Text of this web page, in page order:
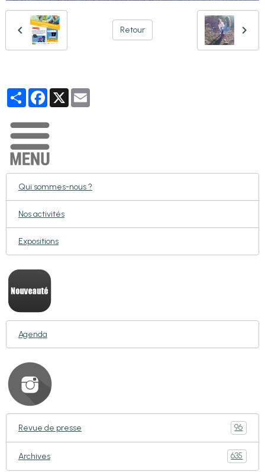
Retour
PartagerFacebook
X
Qui sommes-nous ?
Nos activités
Expositions
Agenda
Revue de presse 96
Archives 635